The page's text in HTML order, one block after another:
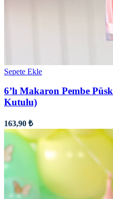
Sepete Ekle
6’lı Makaron Pembe
Kutulu)
163,90 ₺